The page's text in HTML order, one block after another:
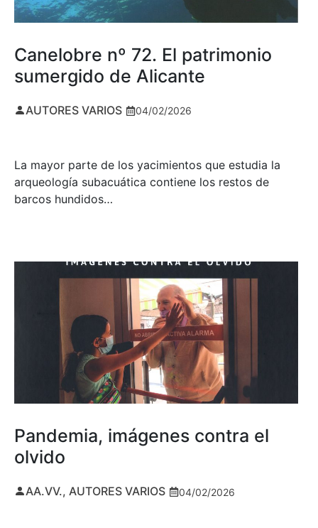
Canelobre nº 72. El patrimonio
sumergido de Alicante
AUTORES VARIOS 04/02/2026
La mayor parte de los yacimientos que estudia la
arqueología subacuática contiene los restos de
barcos hundidos…
Pandemia, imágenes contra el
olvido
AA.VV., AUTORES VARIOS 04/02/2026